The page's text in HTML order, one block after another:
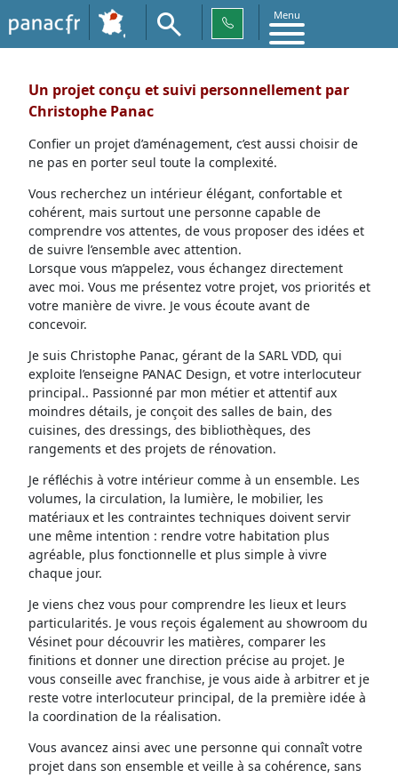
Menu
Un projet conçu et suivi personnellement par
Christophe Panac
Confier un projet d’aménagement, c’est aussi choisir de
ne pas en porter seul toute la complexité.
Vous recherchez un intérieur élégant, confortable et
cohérent, mais surtout une personne capable de
comprendre vos attentes, de vous proposer des idées et
de suivre l’ensemble avec attention.
Lorsque vous m’appelez, vous échangez directement
avec moi. Vous me présentez votre projet, vos priorités et
votre manière de vivre. Je vous écoute avant de
concevoir.
Je suis Christophe Panac, gérant de la SARL VDD, qui
exploite l’enseigne PANAC Design, et votre interlocuteur
principal.. Passionné par mon métier et attentif aux
moindres détails, je conçoit des salles de bain, des
cuisines, des dressings, des bibliothèques, des
rangements et des projets de rénovation.
Je réfléchis à votre intérieur comme à un ensemble. Les
volumes, la circulation, la lumière, le mobilier, les
matériaux et les contraintes techniques doivent servir
une même intention : rendre votre habitation plus
agréable, plus fonctionnelle et plus simple à vivre
chaque jour.
Je viens chez vous pour comprendre les lieux et leurs
particularités. Je vous reçois également au showroom du
Vésinet pour découvrir les matières, comparer les
finitions et donner une direction précise au projet. Je
vous conseille avec franchise, je vous aide à arbitrer et je
reste votre interlocuteur principal, de la première idée à
la coordination de la réalisation.
Vous avancez ainsi avec une personne qui connaît votre
projet dans son ensemble et veille à sa cohérence, sans